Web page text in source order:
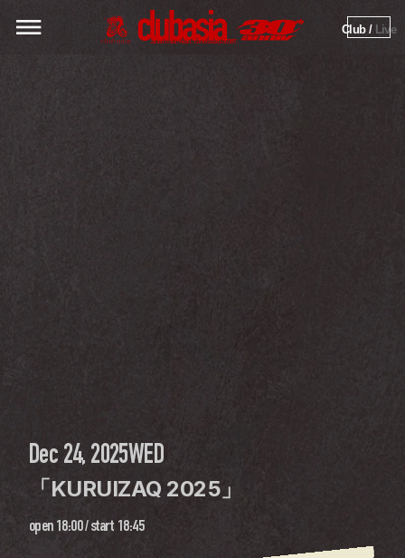
Club / Live
Dec 24, 2025WED
「KURUIZAQ 2025」
open 18:00 / start 18:45